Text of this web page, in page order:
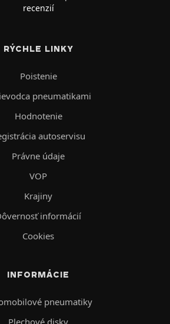
recenzií
RÝCHLE LINKY
Poistenie
pneumatikami
Hodnotenie
autoservisu
Právne údaje
VOP
Krajiny
informácií
Cookies
INFORMÁCIE
pneumatiky